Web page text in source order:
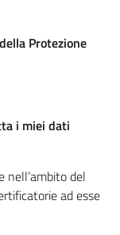
Protezione
i miei dati
nell’ambito del
ad esse